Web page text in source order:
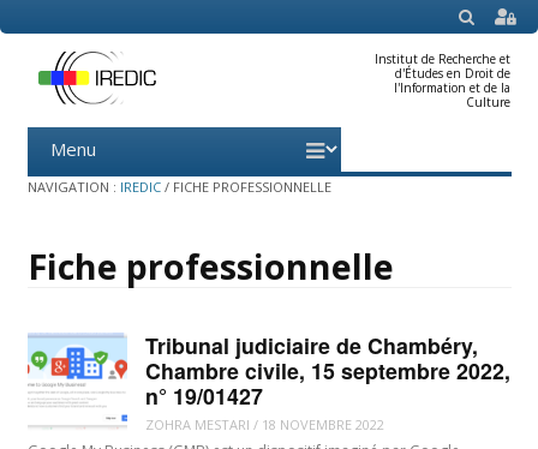
SEARCH
Institut de Recherche et
d'Études en Droit de
l'Information et de la
Culture
Menu
content
NAVIGATION : IREDIC / FICHE PROFESSIONNELLE
Fiche professionnelle
Tribunal judiciaire de Chambéry,
Chambre civile, 15 septembre 2022,
n° 19/01427
ZOHRA MESTARI / 18 NOVEMBRE 2022